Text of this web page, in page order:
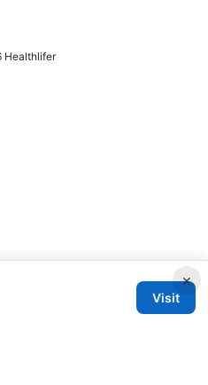
×
Visit
Healthlifer